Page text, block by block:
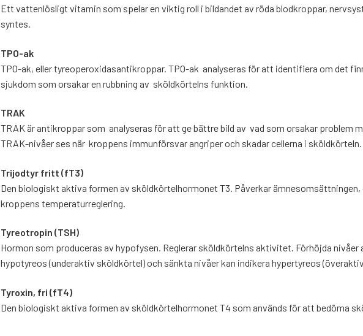
Ett vattenlösligt vitamin som spelar en viktig roll i bildandet av röda blodkroppar,
syntes.
TPO-ak
TPO-ak, eller tyreoperoxidasantikroppar.TPO-ak analyseras för att identifiera om det
sjukdom som orsakar en rubbning av sköldkörtelns funktion.
TRAK
TRAK är antikroppar som analyseras för att ge bättre bild av vad som orsakar problem
TRAK-nivåer ses när kroppens immunförsvar angriper och skadar cellerna i sköldkörteln.
Trijodtyr fritt (fT3)
Den biologiskt aktiva formen av sköldkörtelhormonet T3. Påverkar ämnesomsättningen,
kroppens temperaturreglering.
Tyreotropin (TSH)
Hormon som produceras av hypofysen. Reglerar sköldkörtelns aktivitet. Förhöjda nivåer
hypotyreos (underaktiv sköldkörtel) och sänkta nivåer kan indikera hypertyreos
Tyroxin, fri (fT4)
Den biologiskt aktiva formen av sköldkörtelhormonet T4 som används för att bedöma